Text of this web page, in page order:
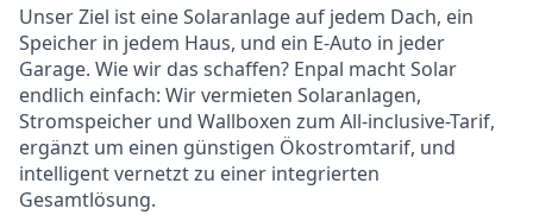
Unser Ziel ist eine Solaranlage auf jedem Dach, ein
Speicher in jedem Haus, und ein E-Auto in jeder
Garage. Wie wir das schaffen? Enpal macht Solar
endlich einfach: Wir vermieten Solaranlagen,
Stromspeicher und Wallboxen zum All-inclusive-Tarif,
ergänzt um einen günstigen Ökostromtarif, und
intelligent vernetzt zu einer integrierten
Gesamtlösung.